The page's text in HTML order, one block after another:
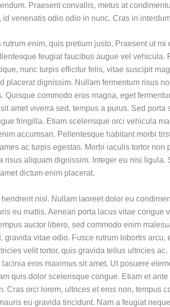
Praesent convallis, metus at
id venenatis odio odio in nunc. Cras in
rutrum enim, quis pretium justo. Praesent ut mi
feugiat faucibus augue vel vehicula.
nunc turpis efficitur felis, vitae suscipit
placerat dignissim. Nullam fermentum risus
Quisque commodo eros magna, eget
amet viverra sed, tempus a purus. Sed porta
fringilla. Etiam scelerisque orci vehicula
accumsan. Pellentesque habitant morbi
ac turpis egestas. Morbi iaculis tortor non
risus aliquam dignissim. Integer eu nisi ligula.
dictum enim placerat.
nisl. Nullam laoreet dolor eu
eu mattis. Aenean porta lacus vitae congue
auctor libero, sed commodo enim
gravida vitae odio. Fusce rutrum lobortis arcu,
velit tortor, quis gravida tellus ultricies
lacinia eros maximus sit amet. Ut posuere
quis dolor scelerisque congue. Etiam et
Cras orci lorem, ultrices et eros non, tempus
eu gravida tincidunt. Nam a feugiat